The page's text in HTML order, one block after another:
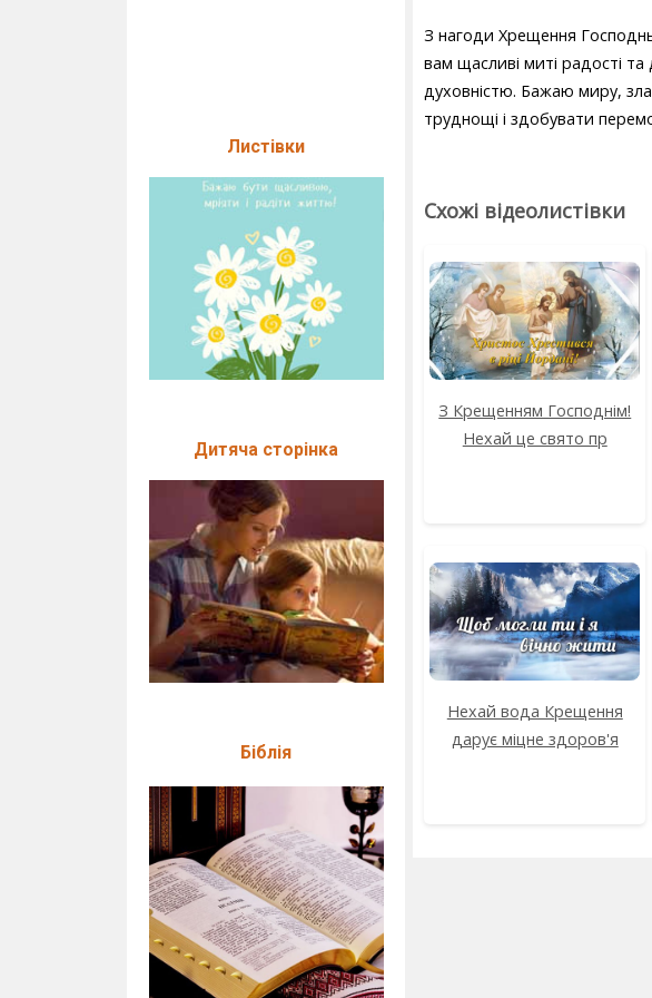
Листівки
Дитяча сторінка
Біблія
З нагоди Хрещення
вам щасливі миті радості
духовністю. Бажаю миру,
труднощі і здобувати
Схожі відеолистівки
З Крещенням Господнім!
Нехай це свято пр
Нехай вода Крещення
дарує міцне здоров'я